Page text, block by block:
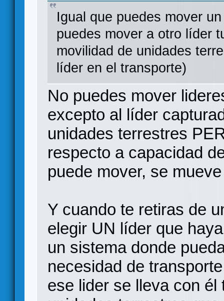
Igual que puedes mover
puedes mover a otro líder
movilidad de unidades
líder en el transporte)
No puedes mover
excepto al líder
unidades terrestres
respecto a capacidad
puede mover, se
Y cuando te retiras de
elegir UN líder que
un sistema donde
necesidad de
ese lider se lleva con